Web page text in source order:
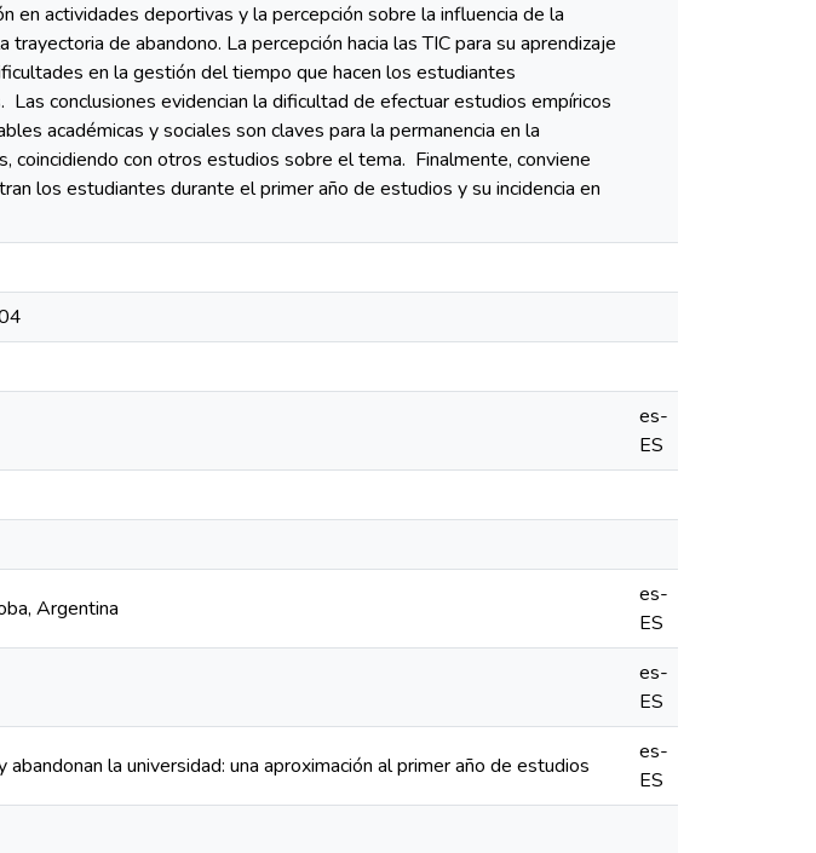
en actividades deportivas y la percepción sobre la influencia de la
trayectoria de abandono. La percepción hacia las TIC para su aprendizaje
en la gestión del tiempo que hacen los estudiantes
conclusiones evidencian la dificultad de efectuar estudios empíricos
académicas y sociales son claves para la permanencia en la
coincidiendo con otros estudios sobre el tema. Finalmente, conviene
los estudiantes durante el primer año de estudios y su incidencia en
es-
ES
Argentina
es-
ES
es-
ES
la universidad: una aproximación al primer año de estudios
es-
ES